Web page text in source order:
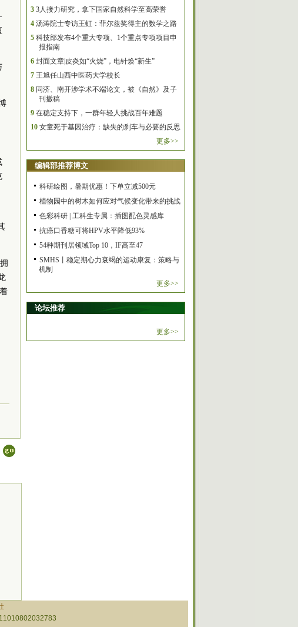
3 3人接力研究，拿下国家自然科学至高荣誉
4 汤涛院士专访王虹：菲尔兹奖得主的数学之路
5 科技部发布4个重大专项、1个重点专项项目申
报指南
6 封面文章|皮炎如“火烧”，电针焕“新生”
7 王旭任山西中医药大学校长
8 同济、南开涉学术不端论文，被《自然》及子
刊撤稿
9 在稳定支持下，一群年轻人挑战百年难题
10 女童死于基因治疗：缺失的刹车与必要的反思
更多>>
编辑部推荐博文
科研绘图，暑期优惠！下单立减500元
植物园中的树木如何应对气候变化带来的挑战
色彩科研 | 工科生专属：插图配色灵感库
抗癌口香糖可将HPV水平降低93%
54种期刊居领域Top 10，IF高至47
SMHS丨稳定期心力衰竭的运动康复：策略与
机制
更多>>
论坛推荐
更多>>